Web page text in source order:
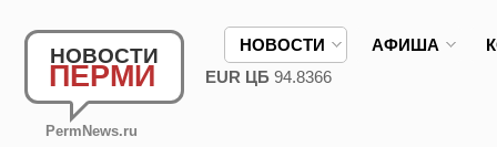
НОВОСТИ
ПЕРМИ
PermNews.ru
НОВОСТИ АФИША
EUR ЦБ 94.8366